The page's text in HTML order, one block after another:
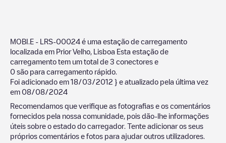
MOBI.E - LRS-00024 é uma estação de carregamento
localizada em Prior Velho Lisboa Esta estação de
carregamento tem um total de 3 conectores e
0 são para carregamento rápido.
Foi adicionado em 18/03/2012 } e atualizado pela última vez
em 08/08/2024
Recomendamos que verifique as fotografias e os comentários
fornecidos pela nossa comunidade, pois dão-lhe informações
úteis sobre o estado do carregador. Tente adicionar os seus
próprios comentários e fotos para ajudar outros utilizadores.